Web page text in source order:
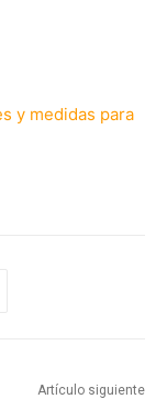
y medidas para
Artículo siguiente